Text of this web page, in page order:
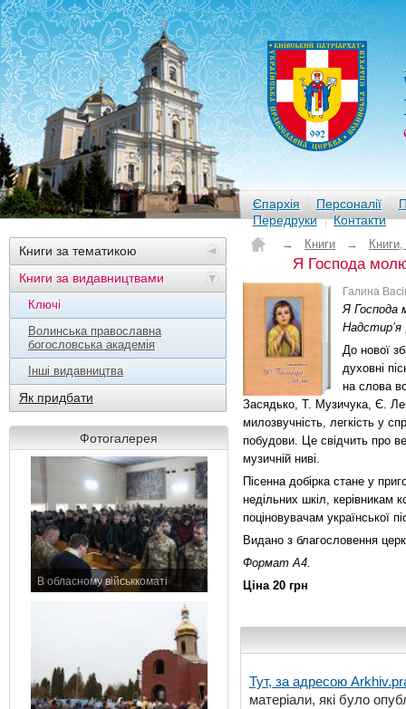
Єпархія Персоналії
Передруки
Контакти
Книги за тематикою
Книги за видавництвами
Ключі
Волинська православна
богословська академія
Інші видавництва
Як придбати
Фотогалерея
В обласному військкоматі
→ Книги →
Я Господа
Галина
Я Господа
Надстир’я
До нової
духовні
на слова
Засядько, Т. Музичука, Є.
милозвучність, легкість у
побудови. Це свідчить про
музичній ниві.
Пісенна добірка стане у
недільних шкіл, керівникам
поціновувачам української
Видано з благословення
Формат А4.
Ціна 20 грн
Тут, за адресою
матеріали, які було